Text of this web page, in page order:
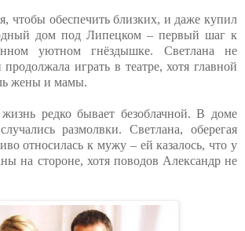
чтобы обеспечить близких, и даже купил
дом под Липецком – первый шаг к
уютном гнёздышке. Светлана не
играть в театре, хотя главной
жены и мамы.
редко бывает безоблачной. В доме
размолвки. Светлана, оберегая
относилась к мужу – ей казалось, что у
на стороне, хотя поводов Александр не